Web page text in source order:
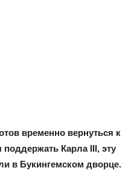
временно вернуться к
Карла III, эту
в Букингемском дворце.